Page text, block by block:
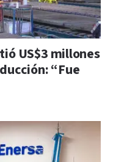
US$3 millones
“Fue